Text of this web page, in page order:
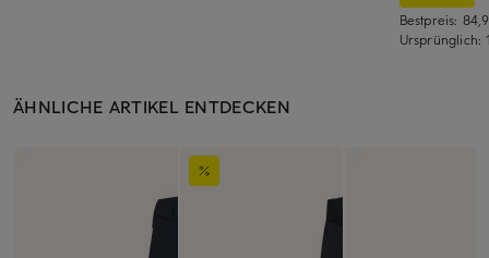
Bestpreis:
Ursprünglich:
ÄHNLICHE ARTIKEL ENTDECKEN